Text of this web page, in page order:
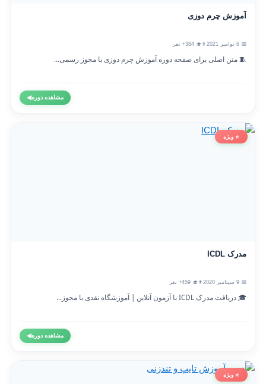
آموزش چرم دوزی
👨‍🎓 384+ نفر
🧵 متن اصلی برای صفحه دوره آموزش چرم دوزی با مجوز رسمی...
مشاهده دوره◀
⭐ ویژه
مدرک ICDL
👨‍🎓 459+ نفر
🎓 دریافت مدرک ICDL با آزمون آنلاین | آموزشگاه نقدی با مجوز...
مشاهده دوره◀
⭐ ویژه